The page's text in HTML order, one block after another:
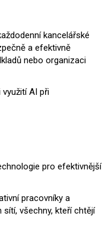
kancelářské
a efektivně
nebo organizaci
AI při
pro efektivnější
pracovníky a
sítí, všechny, kteří chtějí